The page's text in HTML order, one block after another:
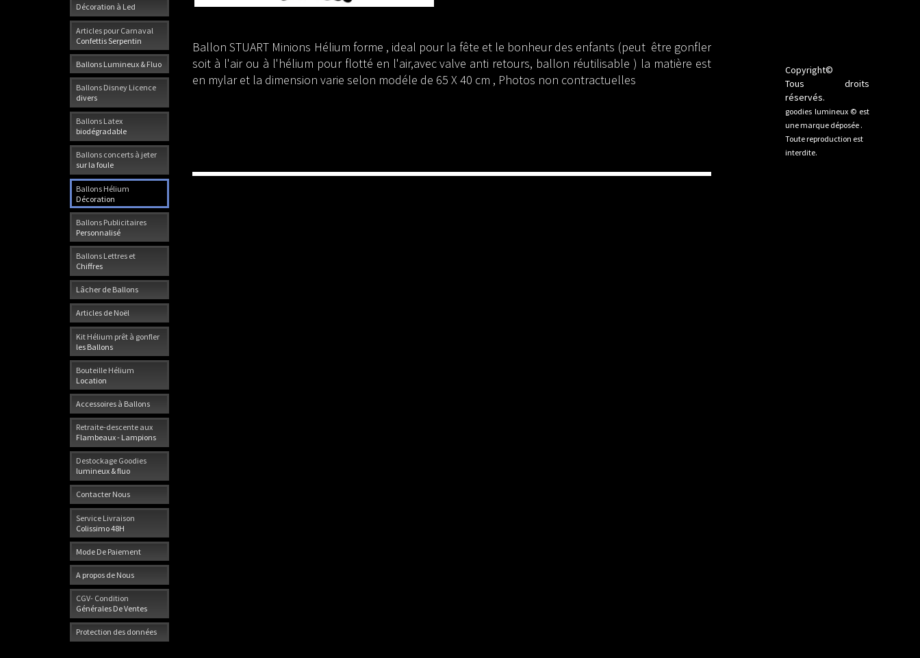
Décoration à Led
Articles pour Carnaval
Confettis Serpentin
Ballons Lumineux & Fluo
Ballons Disney Licence
divers
Ballons Latex
biodégradable
Ballons concerts à jeter
sur la foule
Ballons Hélium
Décoration
Ballons Publicitaires
Personnalisé
Ballons Lettres et
Chiffres
Lâcher de Ballons
Articles de Noël
Kit Hélium prêt à gonfler
les Ballons
Bouteille Hélium
Location
Accessoires à Ballons
Retraite-descente aux
Flambeaux - Lampions
Destockage Goodies
lumineux & fluo
Contacter Nous
Service Livraison
Colissimo 48H
Mode De Paiement
A propos de Nous
CGV- Condition
Générales De Ventes
Protection des données
Copyright©
Tous droits
réservés.
goodies lumineux © est
une marque déposée .
Toute reproduction est
interdite.
Ballon STUART Minions Hélium forme , ideal pour la fête et le bonheur des enfants (peut être gonfler
soit à l'air ou à l'hélium pour flotté en l'air,avec valve anti retours, ballon réutilisable ) la matière est
en mylar et la dimension varie selon modéle de 65 X 40 cm , Photos non contractuelles